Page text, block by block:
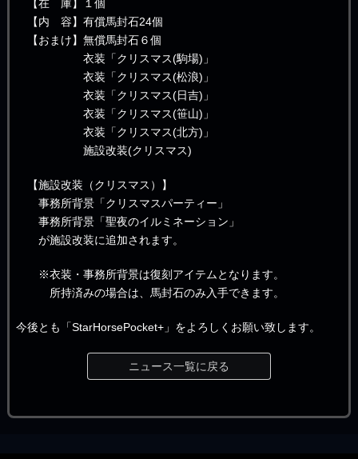
【在 庫】１個
【内 容】有償馬封石24個
【おまけ】無償馬封石６個
衣装「クリスマス(駒場)」
衣装「クリスマス(松浪)」
衣装「クリスマス(日吉)」
衣装「クリスマス(笹山)」
衣装「クリスマス(北方)」
施設改装(クリスマス)
【施設改装（クリスマス）】
事務所背景「クリスマスパーティー」
事務所背景「聖夜のイルミネーション」
が施設改装に追加されます。
※衣装・事務所背景は復刻アイテムとなります。
所持済みの場合は、馬封石のみ入手できます。
今後とも「StarHorsePocket+」をよろしくお願い致します。
ニュース一覧に戻る